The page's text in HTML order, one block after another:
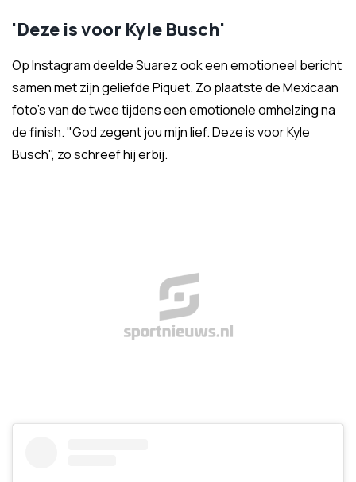
'Deze is voor Kyle Busch'
Op Instagram deelde Suarez ook een emotioneel bericht
samen met zijn geliefde Piquet. Zo plaatste de Mexicaan
foto's van de twee tijdens een emotionele omhelzing na
de finish. "God zegent jou mijn lief. Deze is voor Kyle
Busch", zo schreef hij erbij.